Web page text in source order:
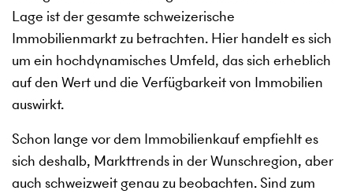
Lage ist der gesamte schweizerische
Immobilienmarkt zu betrachten. Hier handelt es sich
um ein hochdynamisches Umfeld, das sich erheblich
auf den Wert und die Verfügbarkeit von Immobilien
auswirkt.
Schon lange vor dem Immobilienkauf empfiehlt es
sich deshalb, Markttrends in der Wunschregion, aber
auch schweizweit genau zu beobachten. Sind zum